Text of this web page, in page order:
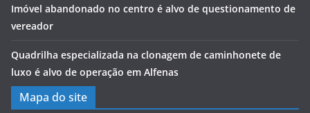
Imóvel abandonado no centro é alvo de questionamento de
vereador
Quadrilha especializada na clonagem de caminhonete de
luxo é alvo de operação em Alfenas
Mapa do site